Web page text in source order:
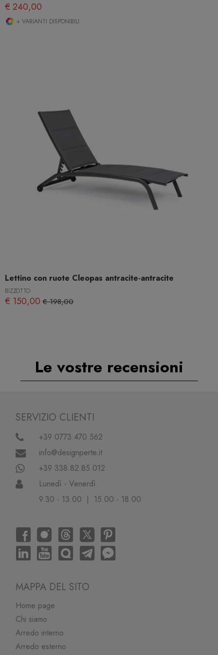
€ 240,00
+ VARIANTI DISPONIBILI
Lettino con ruote Cleopas antracite-antracite
BIZZOTTO
€ 150,00 € 198,00
Le vostre recensioni
SERVIZIO CLIENTI
+39 0773.470.562
info@designperte.it
+39 338.82.85.012
Lunedì - Venerdì
9.30 - 13.00 | 15.00 - 18.00
MAPPA DEL SITO
Home page
Chi siamo
Arredo interno
Arredo esterno